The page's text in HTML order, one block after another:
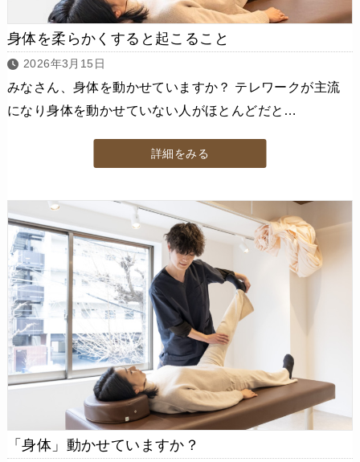
身体を柔らかくすると起こること
2026年3月15日
みなさん、身体を動かせていますか？ テレワークが主流
になり身体を動かせていない人がほとんどだと…
詳細をみる
「身体」動かせていますか？